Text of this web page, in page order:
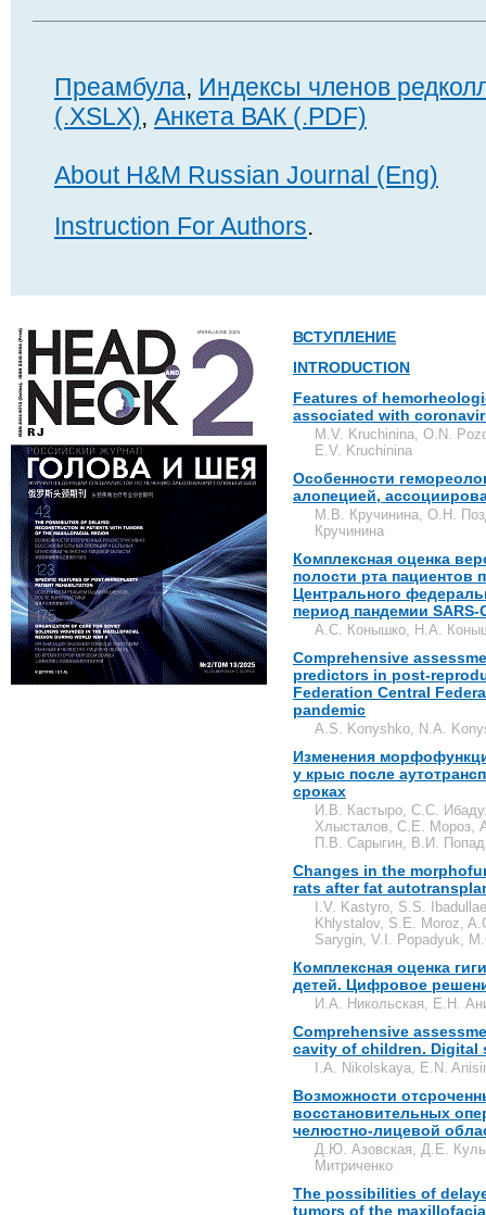
Преамбула, Индексы членов
(.XSLX), Анкета ВАК (.PDF)
About H&M Russian Journal (Eng)
Instruction For Authors.
ВСТУПЛЕНИЕ
INTRODUCTION
Features of
associated with
M.V. Kruchinina, O.N.
E.V. Kruchinina
Особенности
алопецией,
М.В. Кручинина, О.Н.
Кручинина
Комплексная оценка
полости рта пациентов
Центрального
период пандемии SARS-
А.С. Конышко, Н.А.
Comprehensive
predictors in post-
Federation Central
pandemic
A.S. Konyshko, N.A.
Изменения
у крыс после
сроках
И.В. Кастыро, С.С.
Хлысталов, С.Е. Мороз,
П.В. Сарыгин, В.И.
Changes in the
rats after fat
I.V. Kastyro, S.S.
Khlystalov, S.E. Moroz,
Sarygin, V.I. Popadyuk,
Комплексная оценка
детей. Цифровое
И.А. Никольская, Е.Н.
Comprehensive
cavity of children. Digital
I.A. Nikolskaya, E.N.
Возможности
восстановительных
челюстно-лицевой
Д.Ю. Азовская, Д.Е.
Митриченко
The possibilities of
tumors of the